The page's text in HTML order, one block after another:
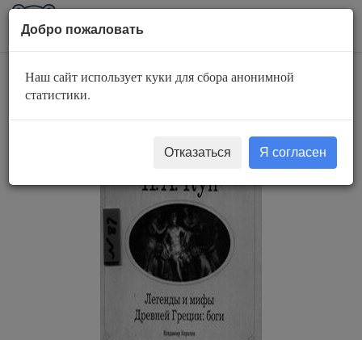
AuBook.org
Герои и Боги
Добро пожаловать
Наш сайт использует куки для сбора анонимной
статистики.
Отказаться Я согласен